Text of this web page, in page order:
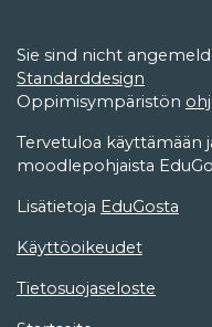
Sie sind nicht
Standarddesign
Oppimisympäristön
Tervetuloa käyttämään
moodlepohjaista
Lisätietoja EduGosta
Käyttöoikeudet
Tietosuojaseloste